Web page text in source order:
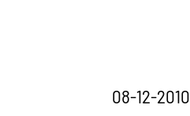
08-12-2010